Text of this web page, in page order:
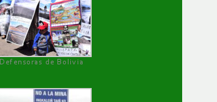
Defensoras de Bolivia